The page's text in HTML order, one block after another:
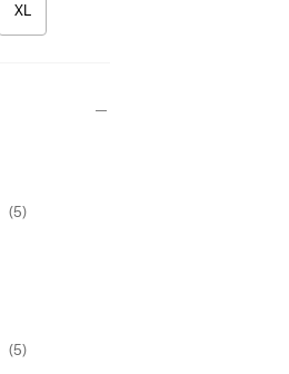
XL
(5)
(5)